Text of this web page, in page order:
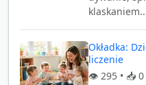
Okładka:
liczenie
👁️ 295 • 📥 0